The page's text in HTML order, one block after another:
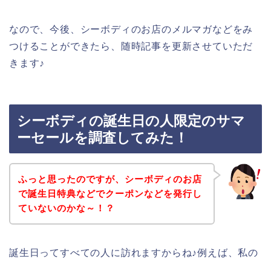
なので、今後、シーボディのお店のメルマガなどをみ
つけることができたら、随時記事を更新させていただ
きます♪
シーボディの誕生日の人限定のサマ
ーセールを調査してみた！
ふっと思ったのですが、シーボディのお店
で誕生日特典などでクーポンなどを発行し
ていないのかな～！？
誕生日ってすべての人に訪れますからね♪例えば、私の